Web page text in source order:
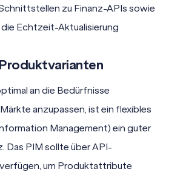
zu Finanz-APIs sowie
Echtzeit-Aktualisierung
an die Bedürfnisse
anzupassen, ist ein flexibles
Management) ein guter
Das PIM sollte überAPI-
verfügen, um Produktattribute